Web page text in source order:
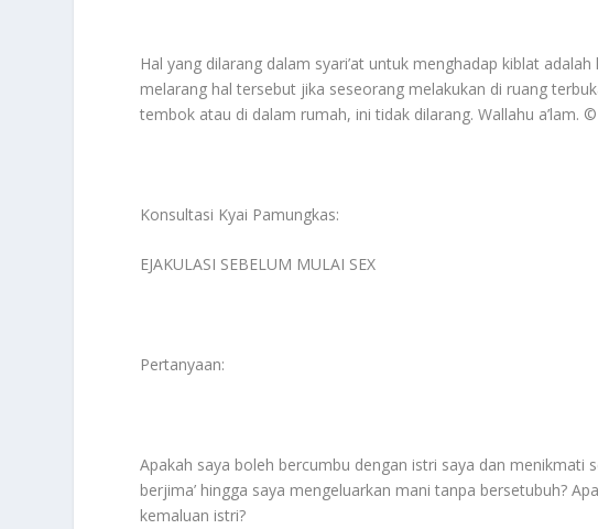
Hal yang dilarang dalam syari’at untuk menghadap kiblat
melarang hal tersebut jika seseorang melakukan di ruang
tembok atau di dalam rumah, ini tidak dilarang. Wallahu a’lam.
Konsultasi Kyai Pamungkas:
EJAKULASI SEBELUM MULAI SEX
Pertanyaan:
Apakah saya boleh bercumbu dengan istri saya dan menikmati
berjima’ hingga saya mengeluarkan mani tanpa bersetubuh?
kemaluan istri?